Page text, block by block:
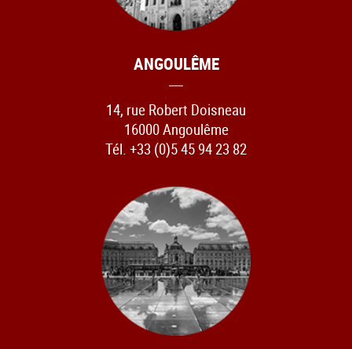
ANGOULÊME
14, rue Robert Doisneau
16000 Angoulême
Tél. +33 (0)5 45 94 23 82